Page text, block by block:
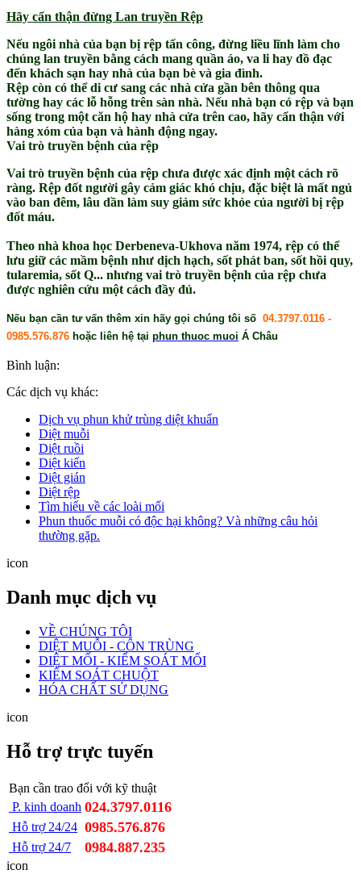
Hãy cẩn thận đừng Lan truyền Rệp
Nếu ngôi nhà của bạn bị rệp tấn công, đừng liều lĩnh làm cho
chúng lan truyền bằng cách mang quần áo, va li hay đồ đạc
đến khách sạn hay nhà của bạn bè và gia đình.
Rệp còn có thể di cư sang các nhà cửa gần bên thông qua
tường hay các lỗ hỗng trên sàn nhà. Nếu nhà bạn có rệp và bạn
sống trong một căn hộ hay nhà cửa trên cao, hãy cẩn thận với
hàng xóm của bạn và hành động ngay.
Vai trò truyền bệnh của rệp
Vai trò truyền bệnh của rệp chưa được xác định một cách rõ
ràng. Rệp đốt người gây cảm giác khó chịu, đặc biệt là mất ngủ
vào ban đêm, lâu dần làm suy giảm sức khỏe của người bị rệp
đốt máu.
Theo nhà khoa học Derbeneva-Ukhova năm 1974, rệp có thể
lưu giữ các mầm bệnh như dịch hạch, sốt phát ban, sốt hồi quy,
tularemia, sốt Q... nhưng vai trò truyền bệnh của rệp chưa
được nghiên cứu một cách đầy đủ.
Nếu bạn cần tư vấn thêm xin hãy gọi chúng tôi số 04.3797.0116 -
0985.576.876 hoặc liên hệ tại phun thuoc muoi Á Châu
Bình luận:
Các dịch vụ khác:
Dịch vụ phun khử trùng diệt khuẩn
Diệt muỗi
Diệt ruồi
Diệt kiến
Diệt gián
Diệt rệp
Tìm hiểu về các loài mối
Phun thuốc muỗi có độc hại không? Và những câu hỏi
thường gặp.
icon
Danh mục dịch vụ
VỀ CHÚNG TÔI
DIỆT MUỖI - CÔN TRÙNG
DIỆT MỐI - KIỂM SOÁT MỐI
KIỂM SOÁT CHUỘT
HÓA CHẤT SỬ DỤNG
icon
Hỗ trợ trực tuyến
Bạn cần trao đổi với kỹ thuật
P. kinh doanh 024.3797.0116
Hỗ trợ 24/24 0985.576.876
Hỗ trợ 24/7 0984.887.235
icon